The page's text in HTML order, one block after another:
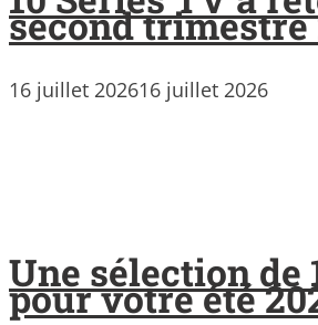
second trimestre
16 juillet 202616 juillet 2026
Une sélection de
pour votre été